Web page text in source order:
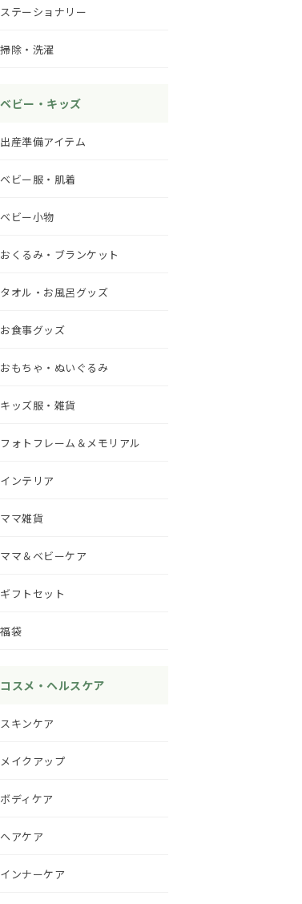
ステーショナリー
掃除・洗濯
ベビー・キッズ
出産準備アイテム
ベビー服・肌着
ベビー小物
おくるみ・ブランケット
タオル・お風呂グッズ
お食事グッズ
おもちゃ・ぬいぐるみ
キッズ服・雑貨
フォトフレーム＆メモリアル
インテリア
ママ雑貨
ママ＆ベビーケア
ギフトセット
福袋
コスメ・ヘルスケア
スキンケア
メイクアップ
ボディケア
ヘアケア
インナーケア